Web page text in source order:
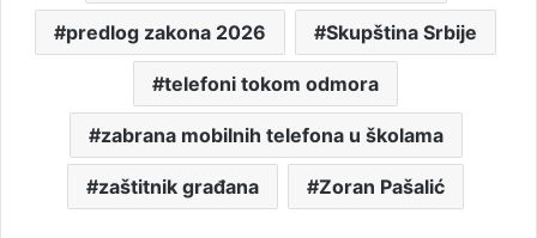
predlog zakona 2026 Skupština Srbije
telefoni tokom odmora
zabrana mobilnih telefona u školama
zaštitnik građana Zoran Pašalić